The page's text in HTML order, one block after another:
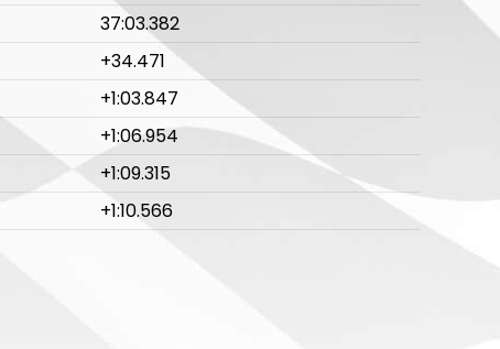
37:03.382
+34.471
+1:03.847
+1:06.954
+1:09.315
+1:10.566